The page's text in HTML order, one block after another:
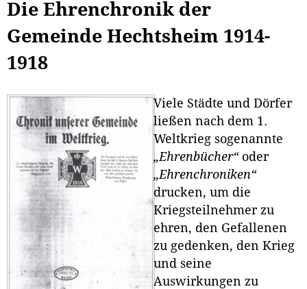
Die Ehrenchronik der
Gemeinde Hechtsheim 1914-
1918
Viele Städte und Dörfer
ließen nach dem 1.
Weltkrieg sogenannte
„Ehrenbücher“oder
„Ehrenchroniken“
drucken, um die
Kriegsteilnehmer zu
ehren, den Gefallenen
zu gedenken, den Krieg
und seine
Auswirkungen zu